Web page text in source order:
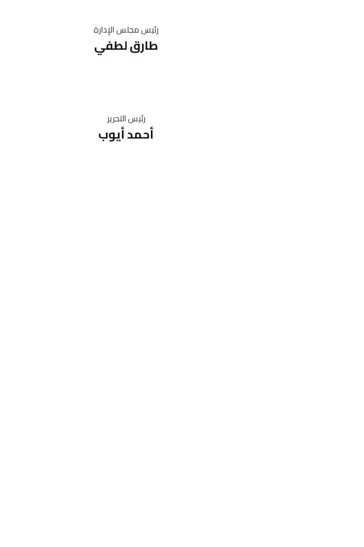
رئيس مجلس الإدارة
طارق لطفي
رئيس التحرير
أحمد أيوب